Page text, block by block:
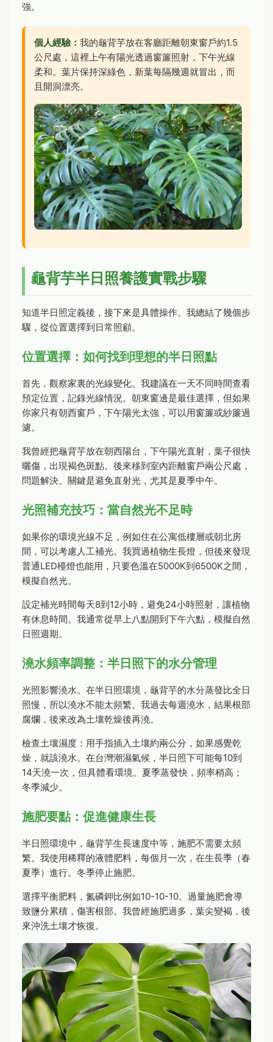
強。
個人經驗： 我的龜背芋放在客廳距離朝東窗戶約1.5
公尺處，這裡上午有陽光透過窗簾照射，下午光線
柔和。葉片保持深綠色，新葉每隔幾週就冒出，而
且開洞漂亮。
龜背芋半日照養護實戰步驟
知道半日照定義後，接下來是具體操作。我總結了幾個步
驟，從位置選擇到日常照顧。
位置選擇：如何找到理想的半日照點
首先，觀察家裏的光線變化。我建議在一天不同時間查看
預定位置，記錄光線情況。朝東窗邊是最佳選擇，但如果
你家只有朝西窗戶，下午陽光太強，可以用窗簾或紗簾過
濾。
我曾經把龜背芋放在朝西陽台，下午陽光直射，葉子很快
曬傷，出現褐色斑點。後來移到室內距離窗戶兩公尺處，
問題解決。關鍵是避免直射光，尤其是夏季中午。
光照補充技巧：當自然光不足時
如果你的環境光線不足，例如住在公寓低樓層或朝北房
間，可以考慮人工補光。我買過植物生長燈，但後來發現
普通LED檯燈也能用，只要色溫在5000K到6500K之間，
模擬自然光。
設定補光時間每天8到12小時，避免24小時照射，讓植物
有休息時間。我通常從早上八點開到下午六點，模擬自然
日照週期。
澆水頻率調整：半日照下的水分管理
光照影響澆水。在半日照環境，龜背芋的水分蒸發比全日
照慢，所以澆水不能太頻繁。我過去每週澆水，結果根部
腐爛，後來改為土壤乾燥後再澆。
檢查土壤濕度：用手指插入土壤約兩公分，如果感覺乾
燥，就該澆水。在台灣潮濕氣候，半日照下可能每10到
14天澆一次，但具體看環境。夏季蒸發快，頻率稍高；
冬季減少。
施肥要點：促進健康生長
半日照環境中，龜背芋生長速度中等，施肥不需要太頻
繁。我使用稀釋的液體肥料，每個月一次，在生長季（春
夏季）進行。冬季停止施肥。
選擇平衡肥料，氮磷鉀比例如10-10-10。過量施肥會導
致鹽分累積，傷害根部。我曾經施肥過多，葉尖變褐，後
來沖洗土壤才恢復。